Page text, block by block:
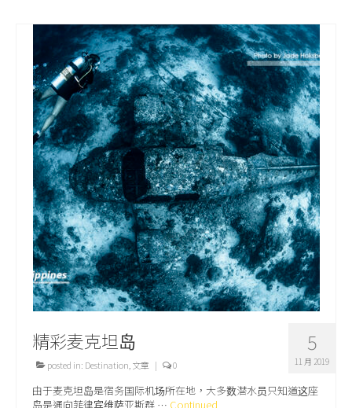
5
11 月 2019
精彩麦克坦岛
posted in: Destination 文章 | 0
由于麦克坦岛是宿务国际机场所在地，大多数潜水员只知道这座
岛是通向菲律宾维萨亚斯群 … Continued